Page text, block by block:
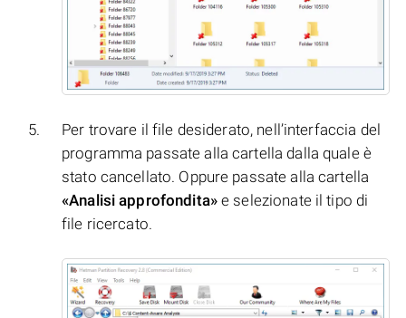
Per trovare il file desiderato, nell’interfaccia del
programma passate alla cartella dalla quale è
stato cancellato. Oppure passate alla cartella
«Analisi approfondita»e selezionate il tipo di
file ricercato.